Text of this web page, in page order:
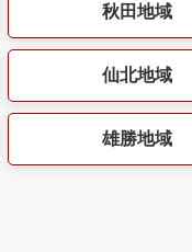
秋田地域
仙北地域
雄勝地域